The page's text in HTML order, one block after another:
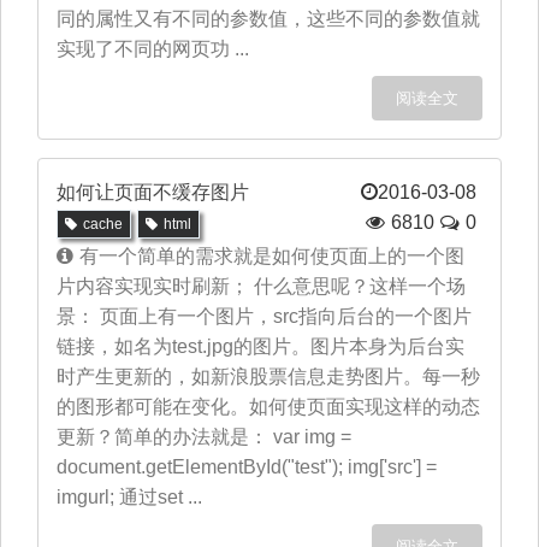
同的属性又有不同的参数值，这些不同的参数值就
实现了不同的网页功 ...
阅读全文
如何让页面不缓存图片 2016-03-08
cache html 6810
0
有一个简单的需求就是如何使页面上的一个图
片内容实现实时刷新； 什么意思呢？这样一个场
景： 页面上有一个图片，src指向后台的一个图片
链接，如名为test.jpg的图片。图片本身为后台实
时产生更新的，如新浪股票信息走势图片。每一秒
的图形都可能在变化。如何使页面实现这样的动态
更新？简单的办法就是： var img =
document.getElementById("test"); img['src'] =
imgurl; 通过set ...